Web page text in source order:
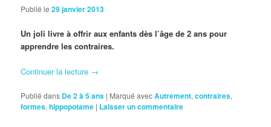
Publié le29 janvier 2013
Un joli livre à offrir aux enfants dès l’âge de 2 ans pour
apprendre les contraires.
Continuer la lecture →
Publié dans De 2 à 5 ans | Marqué avecAutrement,contraires,
formes,hippopotame | Laisser un commentaire